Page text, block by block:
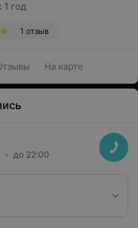
год
1 отзыв
На карте
до 22:00